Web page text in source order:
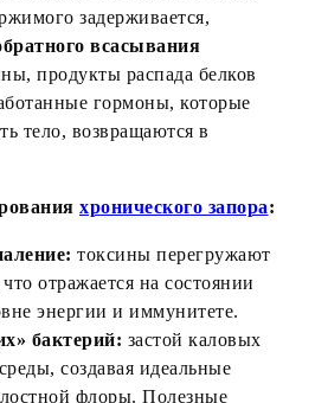
задерживается,
всасывания
продукты распада белков
гормоны, которые
тело, возвращаются в
хронического запора:
токсины перегружают
отражается на состоянии
энергии и иммунитете.
бактерий: застой каловых
создавая идеальные
флоры. Полезные